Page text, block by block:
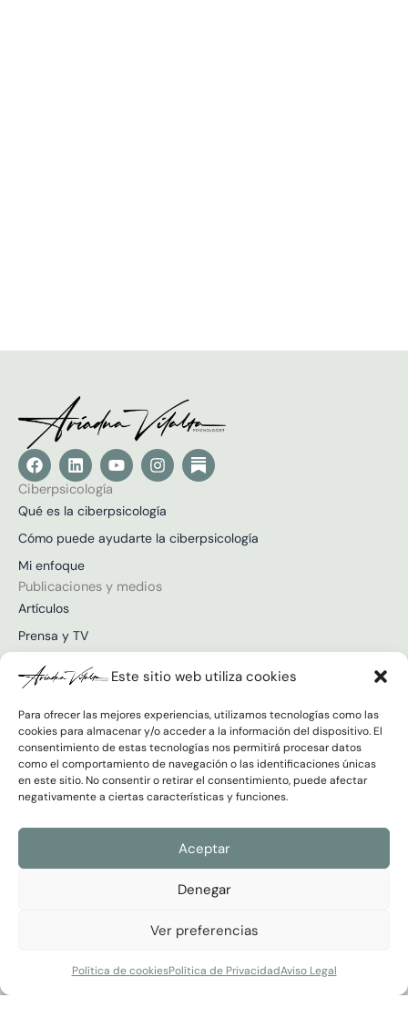
Este sitio web utiliza cookies
Para ofrecer las mejores experiencias, utilizamos tecnologías como las
cookies para almacenar y/o acceder a la información del dispositivo. El
consentimiento de estas tecnologías nos permitirá procesar datos
como el comportamiento de navegación o las identificaciones únicas
en este sitio. No consentir o retirar el consentimiento, puede afectar
negativamente a ciertas características y funciones.
Aceptar
Denegar
Ver preferencias
Política de cookiesPolítica de PrivacidadAviso Legal
F
a
c
e
b
o
k
L
i
n
k
e
d
n
Y
o
u
t
u
b
I
n
s
t
a
g
m
Ciberpsicología
Qué es la ciberpsicología
Cómo puede ayudarte la ciberpsicología
Mi enfoque
Publicaciones y medios
Artículos
Prensa y TV
Vídeos
Únete a la newsletter
Correo
electrónico
Ariadna Vilalta © 2026 Todos los derechos reservados